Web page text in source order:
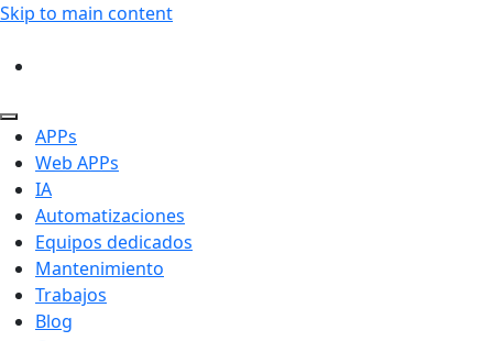
Skip to main content
APPs
Web APPs
IA
Automatizaciones
Equipos dedicados
Mantenimiento
Trabajos
Blog